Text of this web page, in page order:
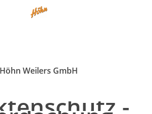
Höhn Weilers GmbH
-